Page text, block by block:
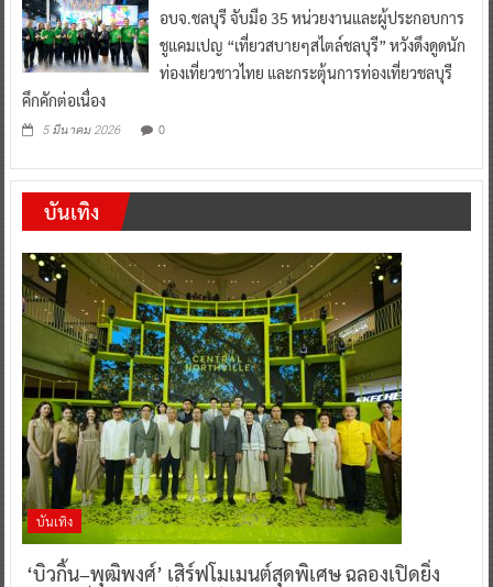
อบจ.ชลบุรี จับมือ 35 หน่วยงานและผู้ประกอบการ
ชูแคมเปญ “เที่ยวสบายๆสไตล์ชลบุรี” หวังดึงดูดนัก
ท่องเที่ยวชาวไทย และกระตุ้นการท่องเที่ยวชลบุรี
คึกคักต่อเนื่อง
5 มีนาคม 2026 0
บันเทิง
บันเทิง
‘บิวกิ้น–พุฒิพงศ์’ เสิร์ฟโมเมนต์สุดพิเศษ ฉลองเปิดยิ่ง